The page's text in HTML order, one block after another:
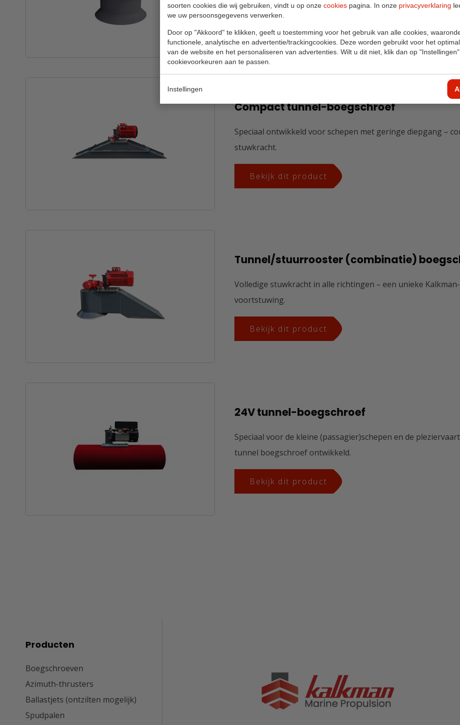
soorten cookies die wij gebruiken, vindt u op onze cookies pagina. In onze privacyverklaring
we uw persoonsgegevens verwerken.
Door op "Akkoord" te klikken, geeft u toestemming voor het gebruik van alle cookies,
functionele, analytische en advertentie/trackingcookies. Deze worden gebruikt voor het
van de website en het personaliseren van advertenties. Wilt u dit niet, klik dan op
cookievoorkeuren aan te passen.
Instellingen
Bekijk dit product
Compact tunnel-boegschroef
Speciaal ontwikkeld voor schepen met geringe diepgang –
stuwkracht.
Bekijk dit product
Tunnel/stuurrooster (combinatie)
Volledige stuwkracht in alle richtingen – een unieke
voortstuwing.
Bekijk dit product
24V tunnel-boegschroef
Speciaal voor de kleine (passagier)schepen en de
tunnel boegschroef ontwikkeld.
Bekijk dit product
Producten
Boegschroeven
Azimuth-thrusters
Ballastjets (ontzilten mogelijk)
Spudpalen